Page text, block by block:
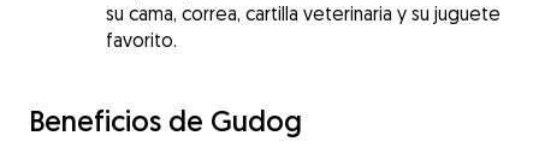
su cama, correa, cartilla veterinaria y su juguete
favorito.
Beneficios de Gudog